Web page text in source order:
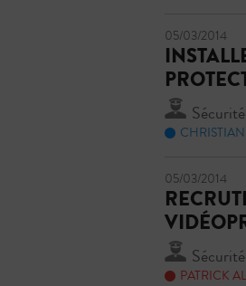
05/03/2014
Sécurité
05/03/2014
Sécurité
PATRICK